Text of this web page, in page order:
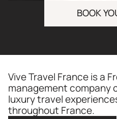
BOOK
Vive Travel France is a
management company
luxury travel
throughout France.​​​​​​​​​​​​​​​​